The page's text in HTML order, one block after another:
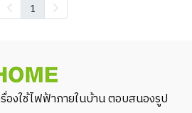
1
องใช้ไฟฟ้าภายในบ้าน ตอบสนองรูป